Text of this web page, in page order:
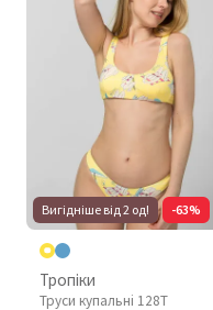
Вигідніше від 2 од! -63%
Тропіки
Труси купальні 128T